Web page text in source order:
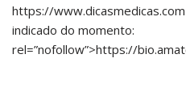
https://
indicado do momento:
rel=”nofollow”>https://